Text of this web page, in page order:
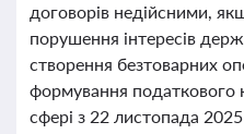
договорів недійсними,
порушення інтересів
створення безтоварних
формування податкового
сфері з 22 листопада 2025